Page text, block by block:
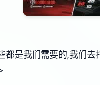
是我们需要的,我们